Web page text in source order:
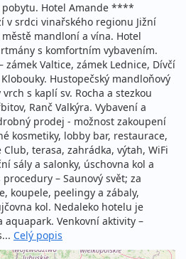
pobytu. Hotel Amande ****
v srdci vinařského regionu Jižní
mandloní a vína. Hotel
s komfortním vybavením.
zámek Valtice, zámek Lednice, Dívčí
Hustopečský mandloňový
s kaplí sv. Rocha a stezkou
Ranč Valkýra. Vybavení a
prodej - možnost zakoupení
kosmetiky, lobby bar, restaurace,
terasa, zahrádka, výtah, WiFi
sály a salonky, úschovna kol a
– Saunový svět; za
koupele, peelingy a zábaly,
kol. Nedaleko hotelu je
Venkovní aktivity –
Celý popis